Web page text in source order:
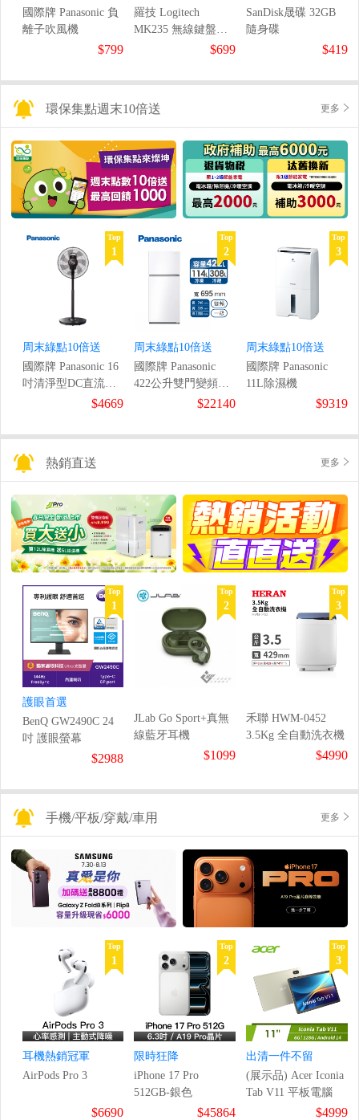
國際牌 Panasonic 負
離子吹風機
$799
羅技 Logitech
MK235 無線鍵盤滑
$699
SanDisk晟碟 32GB
隨身碟
$419
環保集點週末10倍送 更多
Top
1
周末綠點10倍送
國際牌 Panasonic 16
吋清淨型DC直流風
$4669
Top
2
周末綠點10倍送
國際牌 Panasonic
422公升雙門變頻冰
$22140
Top
3
周末綠點10倍送
國際牌 Panasonic
11L除濕機
$9319
熱銷直送 更多
Top
1
護眼首選
BenQ GW2490C 24
吋 護眼螢幕
$2988
Top
2
JLab Go Sport+真無
線藍牙耳機
$1099
Top
3
禾聯 HWM-0452
3.5Kg 全自動洗衣機
$4990
手機/平板/穿戴/車用 更多
Top
1
耳機熱銷冠軍
AirPods Pro 3
$6690
Top
2
限時狂降
iPhone 17 Pro
512GB-銀色
$45864
Top
3
出清一件不留
(展示品) Acer Iconia
Tab V11 平板電腦
$4999